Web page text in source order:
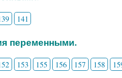
141
переменными.
153 155 156 157 158